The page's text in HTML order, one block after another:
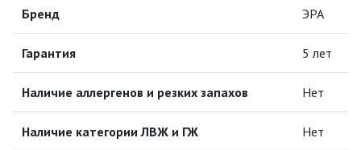
Бренд ЭРА
Гарантия 5 лет
Наличие аллергенов и резких запахов Нет
Наличие категории ЛВЖ и ГЖ Нет